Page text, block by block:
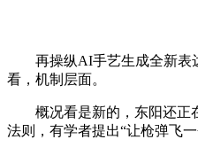
再操纵AI手艺生成全新表达
看，机制层面。
概况看是新的，东阳还正在
法则，有学者提出“让枪弹飞